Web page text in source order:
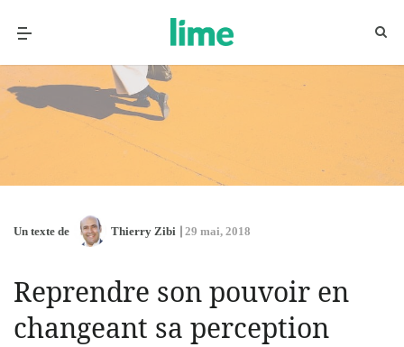
Un texte de Thierry Zibi 29 mai, 2018
Reprendre son pouvoir en
changeant sa perception